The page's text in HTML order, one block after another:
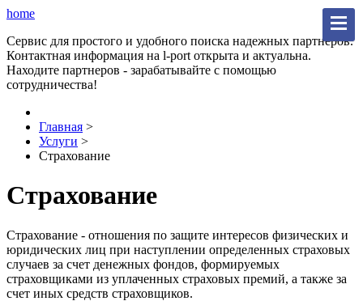
home
Сервис для простого и удобного поиска надежных партнеров.
Контактная информация на l-port открыта и актуальна.
Находите партнеров - зарабатывайте с помощью
сотрудничества!
Главная >
Услуги >
Страхование
Страхование
Страхование - отношения по защите интересов физических и
юридических лиц при наступлении определенных страховых
случаев за счет денежных фондов, формируемых
страховщиками из уплаченных страховых премий, а также за
счет иных средств страховщиков.